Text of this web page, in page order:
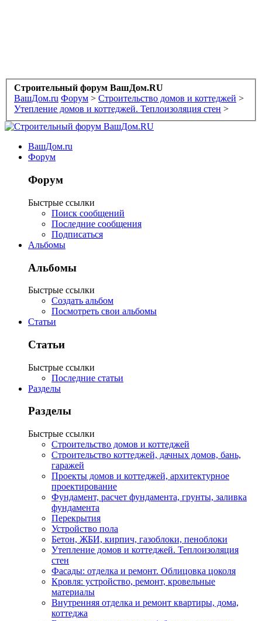
Строительный форум ВашДом.RU
ВашДом.ru Форум > Строительство домов и коттеджей >
Утепление домов и коттеджей. Теплоизоляция стен >
ВашДом.ru
Форум
Форум
Быстрые ссылки
Поиск сообщений
Последние сообщения
Подписаться
Альбомы
Альбомы
Быстрые ссылки
Создать альбом
Посмотреть свои альбомы
Статьи
Статьи
Быстрые ссылки
Последние статьи
Разделы
Разделы
Быстрые ссылки
Строительство домов и коттеджей
Строительство коттеджей, дачных домов, бань,
гаражей
Проекты домов и коттеджей, архитектурное
проектирование
Фундамент, расчет фундамента, грунты, заливка
фундамента
Перекрытия
Устройство пола
Бетон, ЖБИ, кирпич, газоблоки, пеноблоки
Утепление домов и коттеджей. Теплоизоляция
стен
Фасады: отделка и ремонт. Облицовка цоколя
Кровля: устройство, ремонт, кровельные
материалы
Внутренняя отделка и ремонт квартиры, дома,
коттеджа